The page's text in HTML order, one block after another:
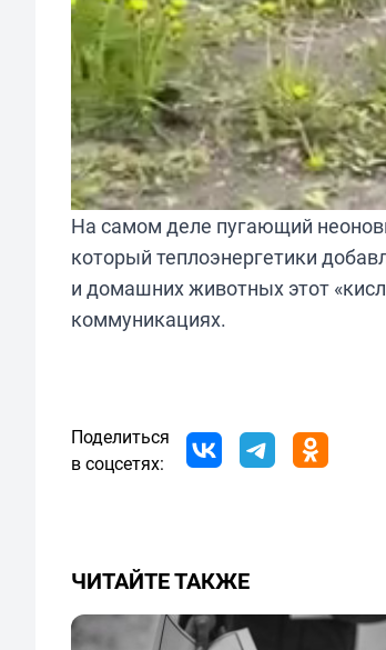
На самом деле пугающий
который теплоэнергетики
и домашних животных этот
коммуникациях.
Поделиться
в соцсетях:
ЧИТАЙТЕ ТАКЖЕ